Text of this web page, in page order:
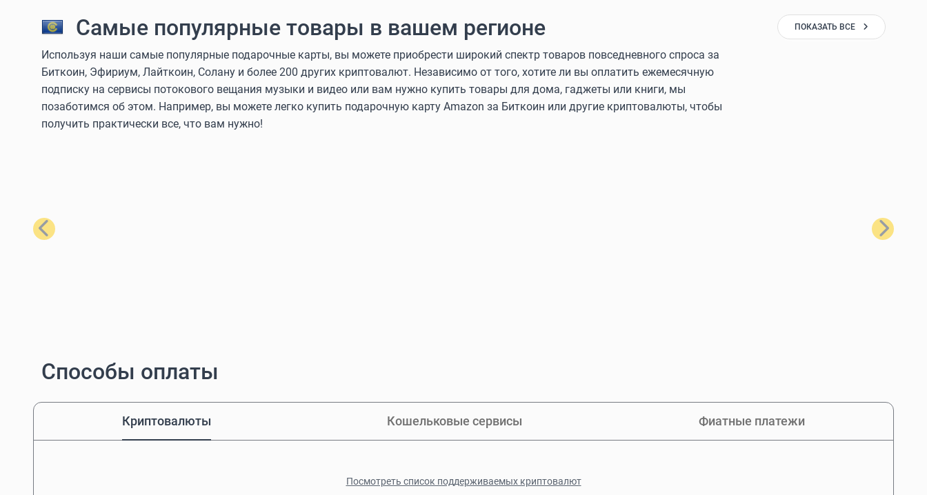
Самые популярные товары в вашем регионе
Используя наши самые популярные подарочные карты, вы можете приобрести широкий спектр товаров повседневного спроса за
Биткоин, Эфириум, Лайткоин, Солану и более 200 других криптовалют. Независимо от того, хотите ли вы оплатить ежемесячную
подписку на сервисы потокового вещания музыки и видео или вам нужно купить товары для дома, гаджеты или книги, мы
позаботимся об этом. Например, вы можете легко купить подарочную карту Amazon за Биткоин или другие криптовалюты, чтобы
получить практически все, что вам нужно!
ПОКАЗАТЬ ВСЕ
Назад Далее
Способы оплаты
Криптовалюты Кошельковые сервисы Фиатные платежи
Посмотреть список поддерживаемых криптовалют